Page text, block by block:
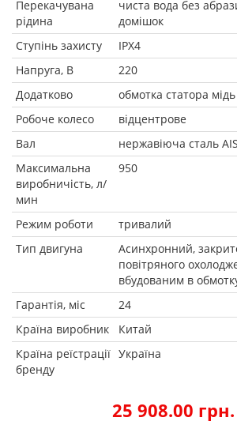
Перекачувана
рідина
чиста вода без
домішок
Ступінь захисту
IPX4
Напруга, В
220
Додатково
обмотка статора мідь
Робоче колесо
відцентрове
Вал
нержавіюча сталь
Максимальна
виробничість, л/
мин
950
Режим роботи
тривалий
Тип двигуна
Асинхронний,
повітряного
вбудованим в
Гарантія, міс
24
Країна виробник
Китай
Країна реїстрації
бренду
Україна
25 908.00 грн.